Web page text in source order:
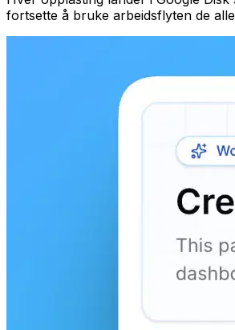
fortsette å bruke arbeidsflyten de